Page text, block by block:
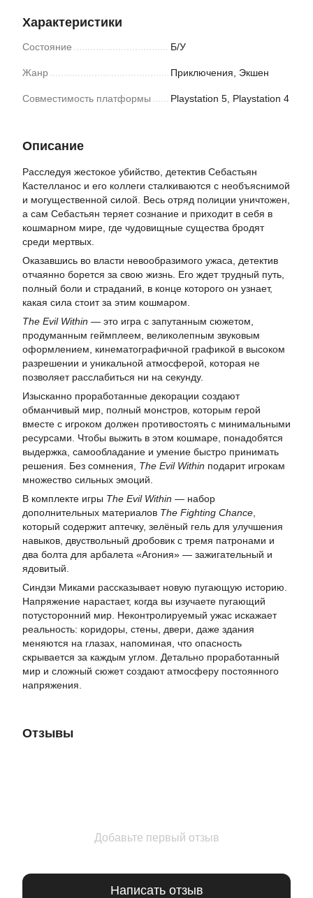
Характеристики
Состояние Б/У
Жанр Приключения, Экшен
Совместимость платформы Playstation 5, Playstation 4
Описание
Расследуя жестокое убийство, детектив Себастьян
Кастелланос и его коллеги сталкиваются с необъяснимой
и могущественной силой. Весь отряд полиции уничтожен,
а сам Себастьян теряет сознание и приходит в себя в
кошмарном мире, где чудовищные существа бродят
среди мертвых.
Оказавшись во власти невообразимого ужаса, детектив
отчаянно борется за свою жизнь. Его ждет трудный путь,
полный боли и страданий, в конце которого он узнает,
какая сила стоит за этим кошмаром.
The Evil Within — это игра с запутанным сюжетом,
продуманным геймплеем, великолепным звуковым
оформлением, кинематографичной графикой в высоком
разрешении и уникальной атмосферой, которая не
позволяет расслабиться ни на секунду.
Изысканно проработанные декорации создают
обманчивый мир, полный монстров, которым герой
вместе с игроком должен противостоять с минимальными
ресурсами. Чтобы выжить в этом кошмаре, понадобятся
выдержка, самообладание и умение быстро принимать
решения. Без сомнения, The Evil Within подарит игрокам
множество сильных эмоций.
В комплекте игры The Evil Within — набор
дополнительных материалов The Fighting Chance
который содержит аптечку, зелёный гель для улучшения
навыков, двуствольный дробовик с тремя патронами и
два болта для арбалета «Агония» — зажигательный и
ядовитый.
Синдзи Миками рассказывает новую пугающую историю.
Напряжение нарастает, когда вы изучаете пугающий
потусторонний мир. Неконтролируемый ужас искажает
реальность: коридоры, стены, двери, даже здания
меняются на глазах, напоминая, что опасность
скрывается за каждым углом. Детально проработанный
мир и сложный сюжет создают атмосферу постоянного
напряжения.
Отзывы
Добавьте первый отзыв
Написать отзыв